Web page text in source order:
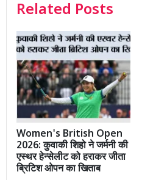
Related Posts
Women's British Open
2026: कुवाकी शिहो ने जर्मनी की
एस्थर हेन्सेलीट को हराकर जीता
ब्रिटिश ओपन का खिताब